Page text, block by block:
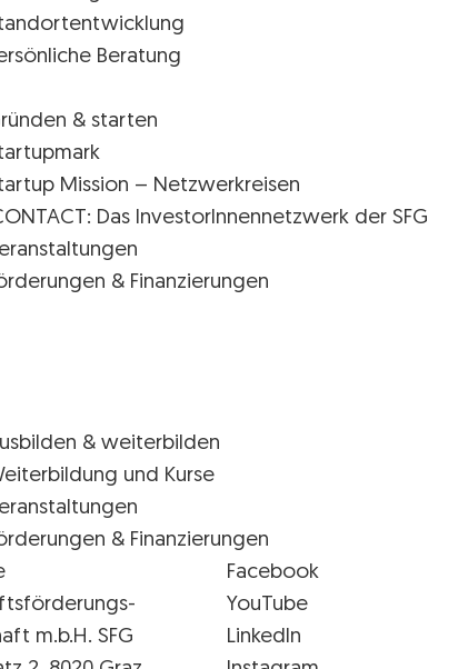
Beratung
& starten
Mission – Netzwerkreisen
Das InvestorInnennetzwerk der SFG
& Finanzierungen
& weiterbilden
und Kurse
& Finanzierungen
m.b.H. SFG
Facebook
YouTube
LinkedIn